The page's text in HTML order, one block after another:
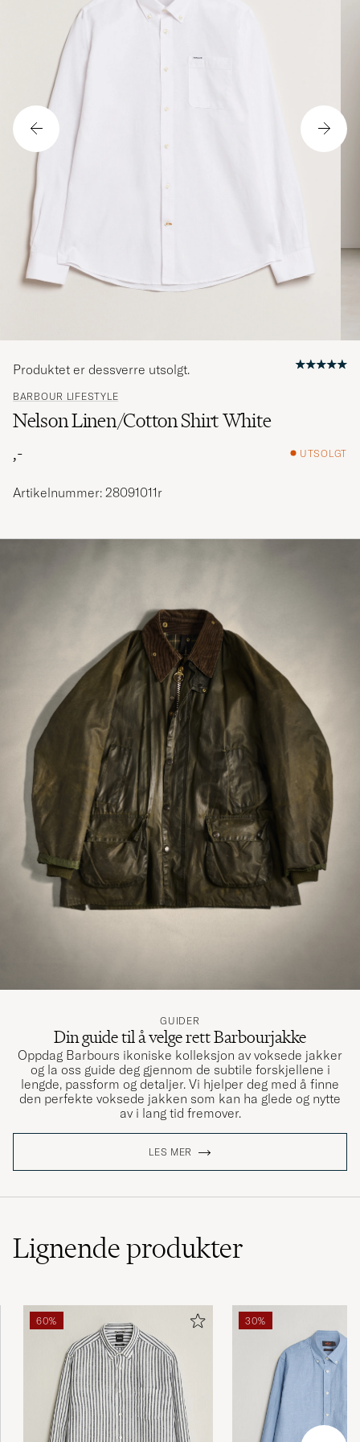
BARBOUR LIFESTYLE
Nelson Linen/Cotton Shirt White
,-
UTSOLGT
Produktet er dessverre utsolgt.
Artikelnummer: 28091011r
GUIDER
Din guide til å velge rett Barbourjakke
Oppdag Barbours ikoniske kolleksjon av voksede jakker
og la oss guide deg gjennom de subtile forskjellene i
lengde, passform og detaljer. Vi hjelper deg med å finne
den perfekte voksede jakken som kan ha glede og nytte
av i lang tid fremover.
LES MER
Lignendeprodukter
60% 30%